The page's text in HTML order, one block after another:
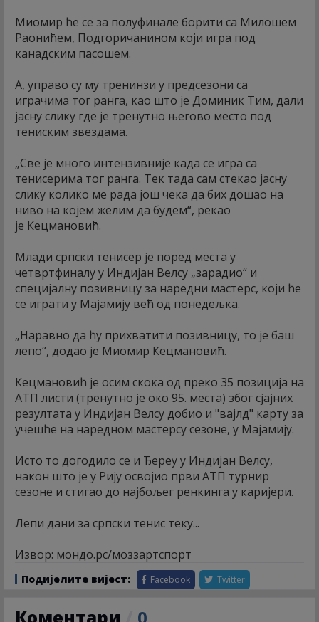
Миомир ће се за полуфинале борити са Милошем
Раонићем, Подгоричанином који игра под
канадским пасошем.
А, управо су му тренинзи у предсезони са
играчима тог ранга, као што је Доминик Тим, дали
јасну слику где је тренутно његово место под
тениским звездама.
„Све је много интензивније када се игра са
тенисерима тог ранга. Тек тада сам стекао јасну
слику колико ме рада још чека да бих дошао на
ниво на којем желим да будем“, рекао
је Кецмановић.
Млади српски тенисер је поред места у
четвртфиналу у Индијан Велсу „зарадио“ и
специјалну позивницу за наредни мастерс, који ће
се играти у Мајамију већ од понедељка.
„Наравно да ћу прихватити позивницу, то је баш
лепо“, додао је Миомир Кецмановић.
Кецмановић је осим скока од преко 35 позиција на
АТП листи (тренутно је око 95. места) због сјајних
резултата у Индијан Велсу добио и "вајлд" карту за
учешће на наредном мастерсу сезоне, у Мајамију.
Исто то догодило се и Ђереу у Индијан Велсу,
након што је у Рију освојио први АТП турнир
сезоне и стигао до најбољег ренкинга у каријери.
Лепи дани за српски тенис теку...
Извор: мондо.рс/моззартспорт
Подијелите вијест: Facebook Twitter